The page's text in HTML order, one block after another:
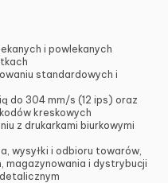
i powlekanych
standardowych i
do 304 mm/s (12 ips) oraz
kreskowych
z drukarkami biurkowymi
wysyłki i odbioru towarów,
magazynowania i dystrybucji